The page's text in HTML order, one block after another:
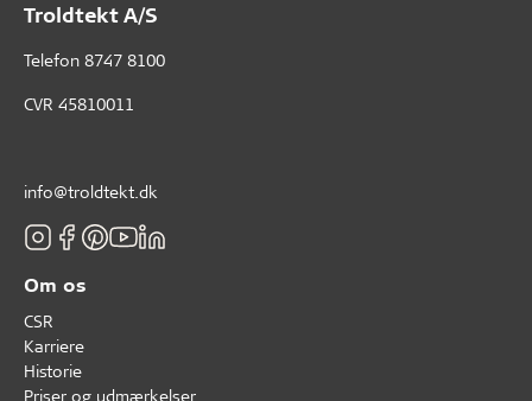
Troldtekt A/S
Telefon 8747 8100
CVR 45810011
info@troldtekt.dk
Om os
CSR
Karriere
Historie
Priser og udmærkelser